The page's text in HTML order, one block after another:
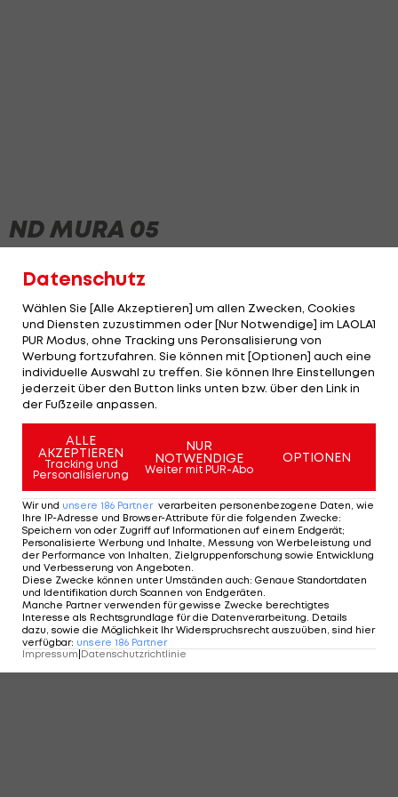
ND MURA 05
Datenschutz
Wählen Sie [Alle Akzeptieren] um allen Zwecken, Cookies
und Diensten zuzustimmen oder [Nur Notwendige] im LAOLA1
PUR Modus, ohne Tracking uns Peronsalisierung von
Werbung fortzufahren. Sie können mit [Optionen] auch eine
individuelle Auswahl zu treffen. Sie können Ihre Einstellungen
jederzeit über den Button links unten bzw. über den Link in
der Fußzeile anpassen.
ALLE
AKZEPTIEREN
Tracking und
Personalisierung
NUR
NOTWENDIGE
Weiter mit PUR-Abo
OPTIONEN
Wir und unsere 186 Partner verarbeiten personenbezogene Daten, wie
Ihre IP-Adresse und Browser-Attribute für die folgenden Zwecke:
Speichern von oder Zugriff auf Informationen auf einem Endgerät;
Personalisierte Werbung und Inhalte, Messung von Werbeleistung und
der Performance von Inhalten, Zielgruppenforschung sowie Entwicklung
und Verbesserung von Angeboten.
Diese Zwecke können unter Umständen auch: Genaue Standortdaten
und Identifikation durch Scannen von Endgeräten.
Manche Partner verwenden für gewisse Zwecke berechtigtes
Interesse als Rechtsgrundlage für die Datenverarbeitung. Details
dazu, sowie die Möglichkeit Ihr Widerspruchsrecht auszuüben, sind hier
verfügbar: unsere 186 Partner
Impressum Datenschutzrichtlinie